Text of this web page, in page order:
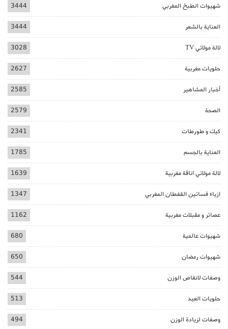
شهيوات الطبخ المغربي 3444
العناية بالشعر 3444
لالة مولاتي TV 3028
حلويات مغربية 2627
أخبار المشاهير 2585
الصحة 2579
كيك و طورطات 2341
العناية بالجسم 1785
لالة مولاتي اناقة مغربية 1639
ازياء فساتين القفطان المغربي 1347
عصائر و مقبلات مغربية 1162
شهيوات عالمية 680
شهيوات رمضان 650
وصفات لانقاص الوزن 544
حلويات العيد 513
وصفات لزيادة الوزن 494